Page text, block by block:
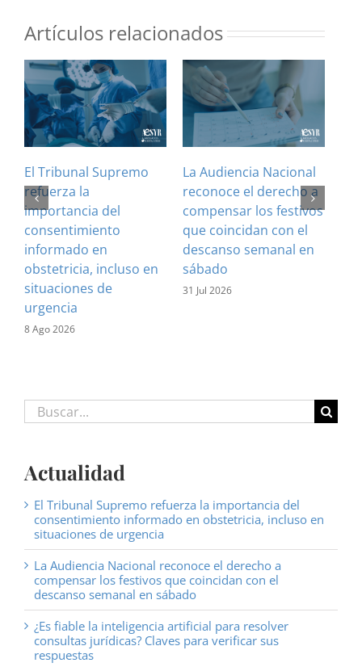
Artículos relacionados
El Tribunal Supremo
refuerza la
importancia del
consentimiento
informado en
obstetricia, incluso en
situaciones de
urgencia
8 Ago 2026
La Audiencia Nacional
reconoce el derecho a
compensar los festivos
que coincidan con el
descanso semanal en
sábado
31 Jul 2026
Buscar:
Actualidad
El Tribunal Supremo refuerza la importancia del
consentimiento informado en obstetricia, incluso en
situaciones de urgencia
La Audiencia Nacional reconoce el derecho a
compensar los festivos que coincidan con el
descanso semanal en sábado
¿Es fiable la inteligencia artificial para resolver
consultas jurídicas? Claves para verificar sus
respuestas